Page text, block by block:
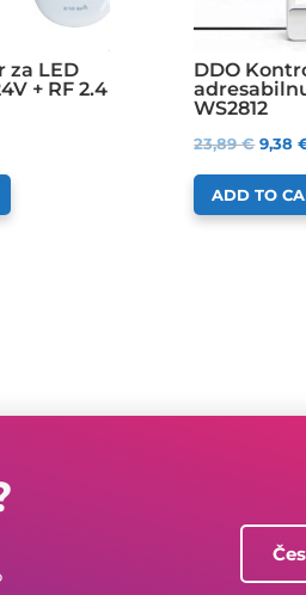
za LED
+ RF 2.4
DDO
WS2812
23,89€ 9,38
ADD TO